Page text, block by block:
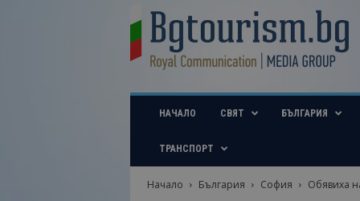
u
i
b
НАЧАЛО СВЯТ БЪЛГАРИЯ
ТРАНСПОРТ
Начало България София
Обявиха